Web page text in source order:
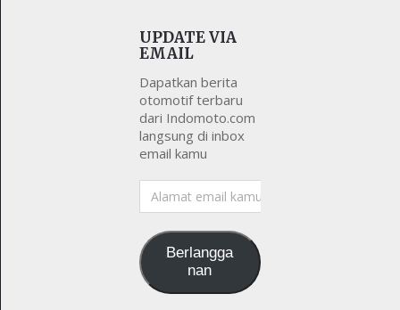
UPDATE VIA
EMAIL
Dapatkan berita
otomotif terbaru
dari Indomoto.com
langsung di inbox
email kamu
Alamat
email
Berlangga
nan